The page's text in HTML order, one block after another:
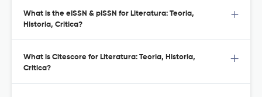
What is the eISSN & pISSN for Literatura: Teoria,
Historia, Critica?
What is Citescore for Literatura: Teoria, Historia,
Critica?